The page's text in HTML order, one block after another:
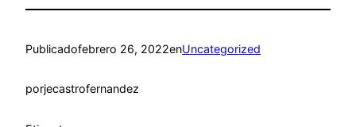
Publicadofebrero 26, 2022enUncategorized
porjecastrofernandez